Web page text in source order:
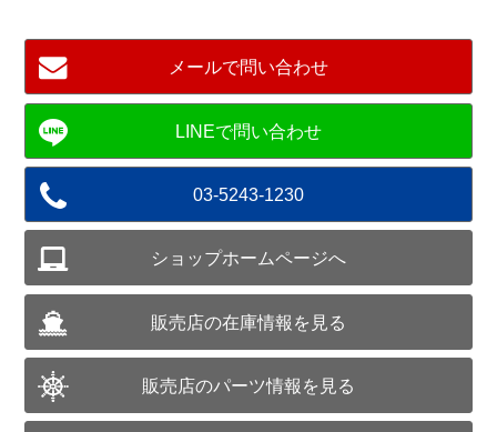
メールで問い合わせ
03-5243-1230
ショップホームページへ
販売店の在庫情報を見る
販売店のパーツ情報を見る